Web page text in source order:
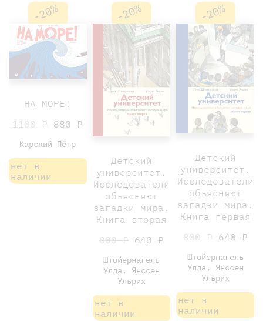
-20%
НА МОРЕ!
1100 ₽ 880 ₽
Карский Пётр
нет в
наличии
-20%
Детский
университет.
Исследователи
объясняют
загадки мира.
Книга вторая
800 ₽640 ₽
Штойернагель
Улла, Янссен
Ульрих
нет в
наличии
-20%
Детский
университет.
Исследователи
объясняют
загадки мира.
Книга первая
800 ₽ 640 ₽
Штойернагель
Улла, Янссен
Ульрих
нет в
наличии